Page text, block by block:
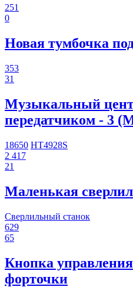
251
0
Новая тумбочка
353
31
Музыкальный
передатчиком - 3
18650 HT4928S
2 417
21
Маленькая
Сверлильный станок
629
65
Кнопка
форточки